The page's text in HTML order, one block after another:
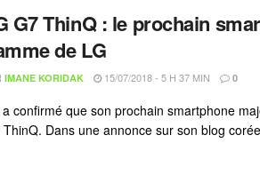
G7 ThinQ : le prochain
de LG
IMANE KORIDAK 15/07/2018 - 5 H 37 MIN 0
a confirmé que son prochain smartphone
ThinQ. Dans une annonce sur son blog